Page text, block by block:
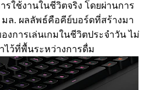
ารใช้งานในชีวิตจริง โดยผ่านการ
ล. ผลลัพธ์คือคีย์บอร์ดที่สร้างมา
งการเล่นเกมในชีวิตประจำวัน ไม่
ไว้ที่พื้นระหว่างการดื่ม